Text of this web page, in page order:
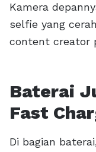
Kamera
selfie yang
content creator
Baterai
Fast
Di bagian